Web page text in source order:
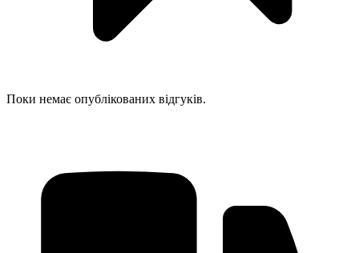
Поки немає опублікованих відгуків.